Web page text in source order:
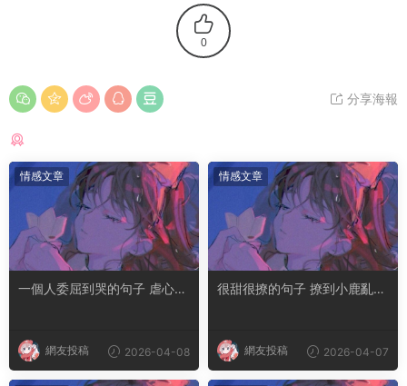
0
分享海報
情感文章
一個人委屈到哭的句子 虐心到
網友投稿 2026-04-08
情感文章
很甜很撩的句子 撩到小鹿亂撞
網友投稿 2026-04-07